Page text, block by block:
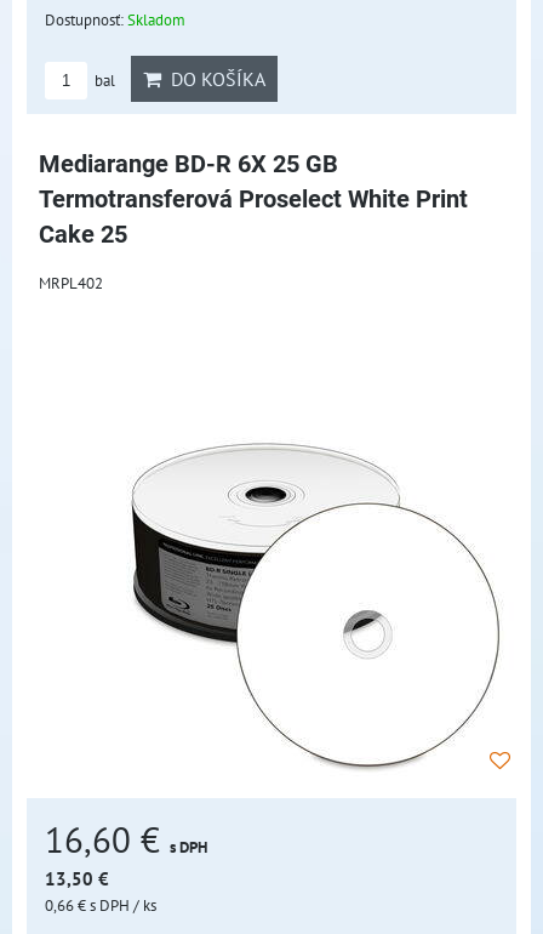
Dostupnosť:Skladom
bal DO KOŠÍKA
Mediarange BD-R 6X 25 GB
Termotransferová Proselect White Print
Cake 25
MRPL402
16,60 € s DPH
13,50 €
0,66 €s DPH / ks